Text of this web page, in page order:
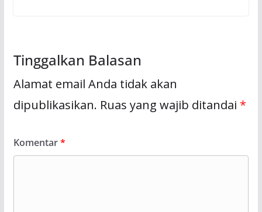
Tinggalkan Balasan
Alamat email Anda tidak akan
dipublikasikan. Ruas yang wajib ditandai *
Komentar*